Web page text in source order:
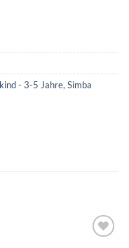
- 3-5 Jahre, Simba